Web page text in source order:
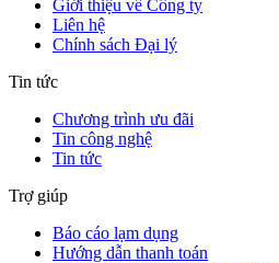
Giới thiệu về Công ty
Liên hệ
Chính sách Đại lý
Tin tức
Chương trình ưu đãi
Tin công nghệ
Tin tức
Trợ giúp
Báo cáo lạm dụng
Hướng dẫn thanh toán